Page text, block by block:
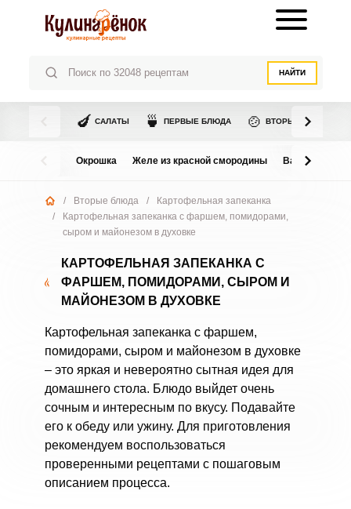
НАЙТИ
🍆 САЛАТЫ 🍵 ПЕРВЫЕ БЛЮДА 🍲 ВТОРЫЕ БЛЮДА
Окрошка Желе из красной смородины Варенье из
/ Вторые блюда /
Картофельная запеканка
/
Картофельная запеканка с фаршем, помидорами,
сыром и майонезом в духовке
КАРТОФЕЛЬНАЯ ЗАПЕКАНКА С
ФАРШЕМ, ПОМИДОРАМИ, СЫРОМ И
МАЙОНЕЗОМ В ДУХОВКЕ
Картофельная запеканка с фаршем,
помидорами, сыром и майонезом в духовке
– это яркая и невероятно сытная идея для
домашнего стола. Блюдо выйдет очень
сочным и интересным по вкусу. Подавайте
его к обеду или ужину. Для приготовления
рекомендуем воспользоваться
проверенными рецептами с пошаговым
описанием процесса.